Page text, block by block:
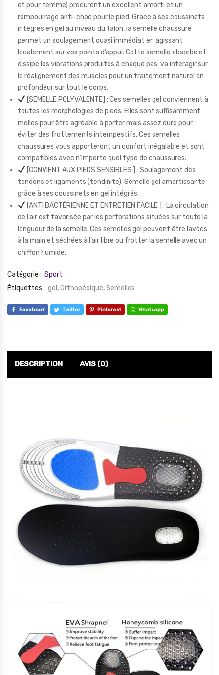
et pour femme) procurent un excellent amorti et un
rembourrage anti-choc pour le pied. Grace à ses coussinets
intégrés en gel au niveau du talon, la semelle chaussure
permet un soulagement quasi immédiat en agissant
localement sur vos points d’appui. Cette semelle absorbe et
dissipe les vibrations produites à chaque pas. va interagir sur
le réalignement des muscles pour un traitement naturel en
profondeur sur tout le corps.
[SEMELLE POLYVALENTE] : Ces semelles gel conviennent à
toutes les morphologies de pieds. Elles sont suffisamment
molles pour être agréable à porter mais assez dure pour
éviter des frottements intempestifs. Ces semelles
chaussures vous apporteront un confort inégalable et sont
compatibles avec n’importe quel type de chaussures.
[CONVIENT AUX PIEDS SENSIBLES ] : Soulagement des
tendons et ligaments (tendinite). Semelle gel amortissante
grâce à ses coussinets en gel intégrés.
[ANTI BACTÉRIENNE ET ENTRETIEN FACILE ] : La circulation
de l’air est favorisée par les perforations situées sur toute la
longueur de la semelle. Ces semelles gel peuvent être lavées
à la main et séchées à l’air libre ou frotter la semelle avec un
chiffon humide.
Catégorie : Sport
Étiquettes : gel ,Orthopédique,Semelles
Facebook Twitter Pinterest Whatsapp
DESCRIPTION AVIS (0)